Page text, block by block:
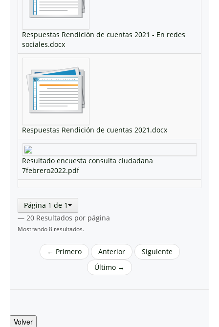
Respuestas Rendición de cuentas 2021 - En redes
sociales.docx
Respuestas Rendición de cuentas 2021.docx
Resultado encuesta consulta ciudadana
7febrero2022.pdf
Página 1 de 1
— 20 Resultados por página
Mostrando 8 resultados.
← Primero Anterior
Siguiente
Último →
Volver